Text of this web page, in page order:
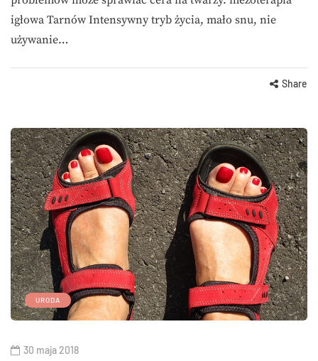
igłowa Tarnów Intensywny tryb życia, mało snu, nie
używanie…
Share
URODA
30 maja 2018